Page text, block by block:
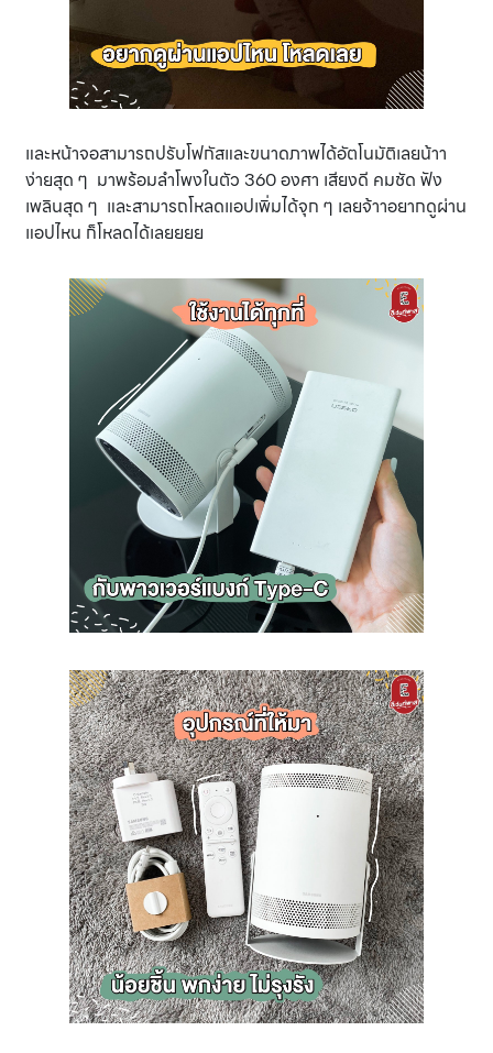
และหน้าจอสามารถปรับโฟกัสและขนาดภาพได้อัตโนมัติเลยน้าา
ง่ายสุด ๆ มาพร้อมลำโพงในตัว 360 องศา เสียงดี คมชัด ฟัง
เพลินสุด ๆ และสามารถโหลดแอปเพิ่มได้จุก ๆ เลยจ้าาอยากดูผ่าน
แอปไหน ก็โหลดได้เลยยยย